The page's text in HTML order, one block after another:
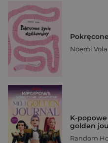
Noemi Vola
K-
golden
Random